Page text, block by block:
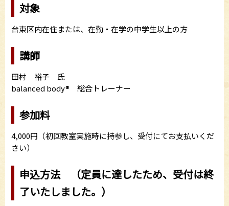
対象
台東区内在住または、在勤・在学の中学生以上の方
講師
田村 裕子 氏
balanced body® 総合トレーナー
参加料
4,000円（初回教室実施時に持参し、受付にてお支払いくだ
さい）
申込方法 （定員に達したため、受付は終
了いたしました。）